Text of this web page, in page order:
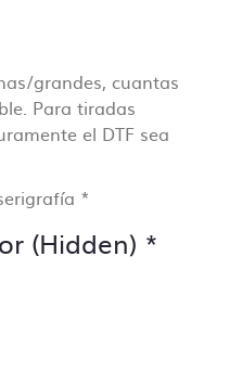
grandes, cuantas
Para tiradas
el DTF sea
*
(Hidden) *